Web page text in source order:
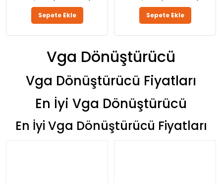
Sepete Ekle Sepete Ekle
Vga Dönüştürücü
Vga Dönüştürücü Fiyatları
En İyi Vga Dönüştürücü
En İyi Vga Dönüştürücü Fiyatları